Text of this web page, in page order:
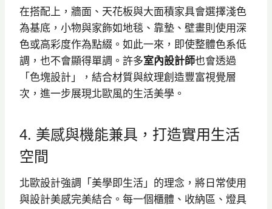
在搭配上，牆面、天花板與大面積家具會選擇淺色
為基底，小物與家飾如地毯、靠墊、壁畫則使用深
色或高彩度作為點綴。如此一來，即使整體色系低
調，也不會顯得單調。許多室內設計師也會透過
「色塊設計」，結合材質與紋理創造豐富視覺層
次，進一步展現北歐風的生活美學。
4. 美感與機能兼具，打造實用生活
空間
北歐設計強調「美學即生活」的理念，將日常使用
與設計美感完美結合。每一個櫃體、收納區、燈具